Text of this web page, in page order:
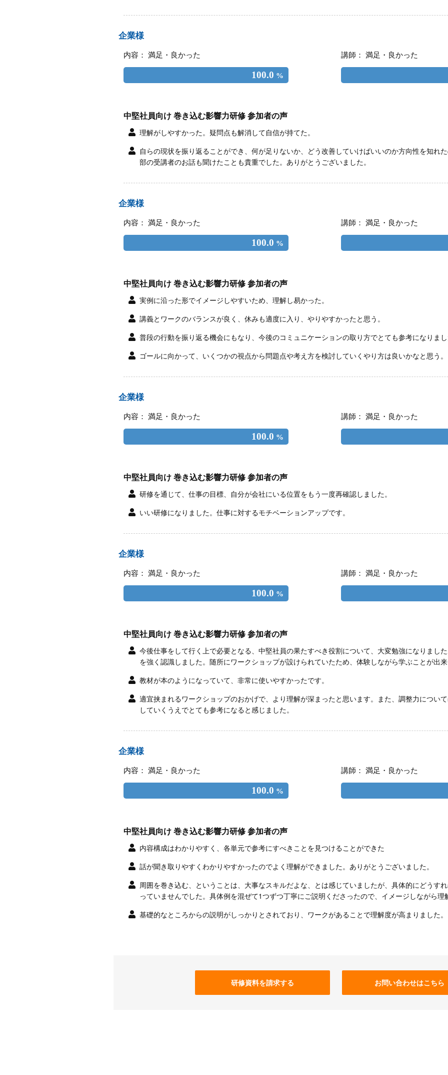
企業様
内容： 満足・良かった
100.0 %
講師： 満足・良かった
中堅社員向け 巻き込む影響力研修 参加者の声
理解がしやすかった。疑問点も解消して自信が持てた。
自らの現状を振り返ることができ、何が足りないか、どう改善していけばいいのか方向性を知れ
部の受講者のお話も聞けたことも貴重でした。ありがとうございました。
企業様
内容： 満足・良かった
100.0 %
講師： 満足・良かった
中堅社員向け 巻き込む影響力研修 参加者の声
実例に沿った形でイメージしやすいため、理解し易かった。
講義とワークのバランスが良く、休みも適度に入り、やりやすかったと思う。
普段の行動を振り返る機会にもなり、今後のコミュニケーションの取り方でとても参考になりまし
ゴールに向かって、いくつかの視点から問題点や考え方を検討していくやり方は良いかなと思う。
企業様
内容： 満足・良かった
100.0 %
講師： 満足・良かった
中堅社員向け 巻き込む影響力研修 参加者の声
研修を通じて、仕事の目標、自分が会社にいる位置をもう一度再確認しました。
いい研修になりました。仕事に対するモチベーションアップです。
企業様
内容： 満足・良かった
100.0 %
講師： 満足・良かった
中堅社員向け 巻き込む影響力研修 参加者の声
今後仕事をして行く上で必要となる、中堅社員の果たすべき役割について、大変勉強になりまし
を強く認識しました。随所にワークショップが設けられていたため、体験しながら学ぶことが出来
教材が本のようになっていて、非常に使いやすかったです。
適宜挟まれるワークショップのおかげで、より理解が深まったと思います。また、調整力につい
していくうえでとても参考になると感じました。
企業様
内容： 満足・良かった
100.0 %
講師： 満足・良かった
中堅社員向け 巻き込む影響力研修 参加者の声
内容構成はわかりやすく、各単元で参考にすべきことを見つけることができた
話が聞き取りやすくわかりやすかったのでよく理解ができました。ありがとうございました。
周囲を巻き込む、ということは、大事なスキルだよな、とは感じていましたが、具体的にどうす
っていませんでした。具体例を混ぜて1つずつ丁寧にご説明くださったので、イメージしながら理
基礎的なところからの説明がしっかりとされており、ワークがあることで理解度が高まりました。
研修資料を請求する お問い合わせはこちら